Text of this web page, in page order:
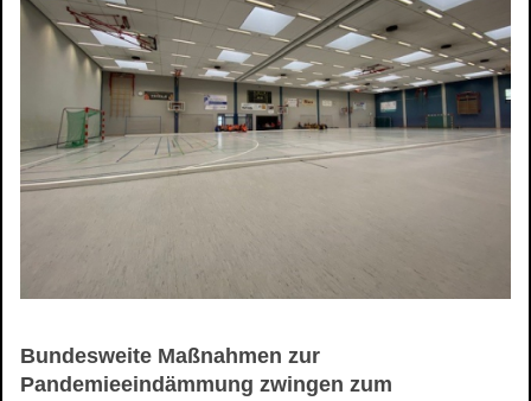
Bundesweite Maßnahmen zur
Pandemieeindämmung zwingen zum